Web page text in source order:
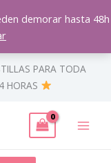
demorar hasta 48h
PARA TODA
HORAS